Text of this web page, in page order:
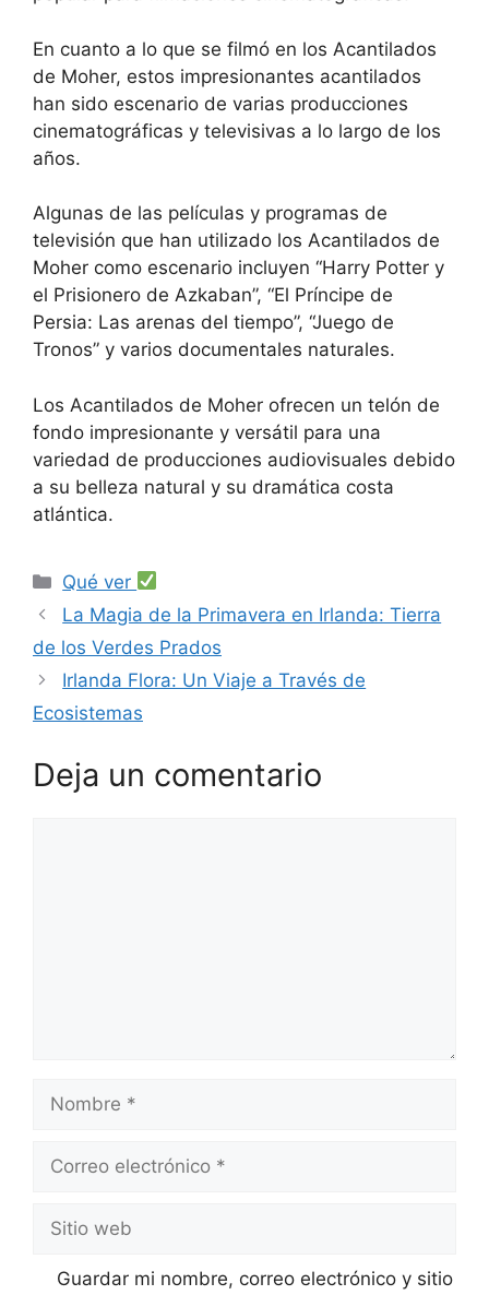
En cuanto a lo que se filmó en los Acantilados
de Moher, estos impresionantes acantilados
han sido escenario de varias producciones
cinematográficas y televisivas a lo largo de los
años.
Algunas de las películas y programas de
televisión que han utilizado los Acantilados de
Moher como escenario incluyen “Harry Potter y
el Prisionero de Azkaban”, “El Príncipe de
Persia: Las arenas del tiempo”, “Juego de
Tronos” y varios documentales naturales.
Los Acantilados de Moher ofrecen un telón de
fondo impresionante y versátil para una
variedad de producciones audiovisuales debido
a su belleza natural y su dramática costa
atlántica.
Categorías
Qué ver
La Magia de la Primavera en Irlanda: Tierra
de los Verdes Prados
Irlanda Flora: Un Viaje a Través de
Ecosistemas
Deja un comentario
Nombre
Correo
Sitio
web
Guardar mi nombre, correo electrónico y sitio